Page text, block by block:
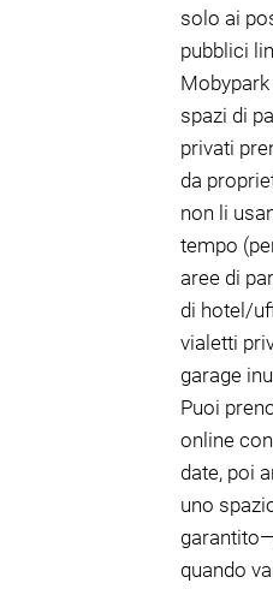
solo ai
pubblici
spazi di
privati
da
non li
tempo
aree di
di hotel/
vialetti
garage
Puoi
online
date, poi
uno
quando